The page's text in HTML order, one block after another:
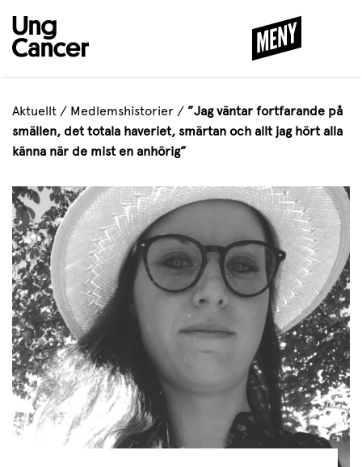
STÄNG
MENY
Aktuellt / Medlemshistorier / ”Jag väntar fortfarande på
smällen, det totala haveriet, smärtan och allt jag hört alla
känna när de mist en anhörig”